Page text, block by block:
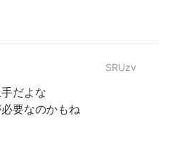
SRUzv
だよな
要なのかもね